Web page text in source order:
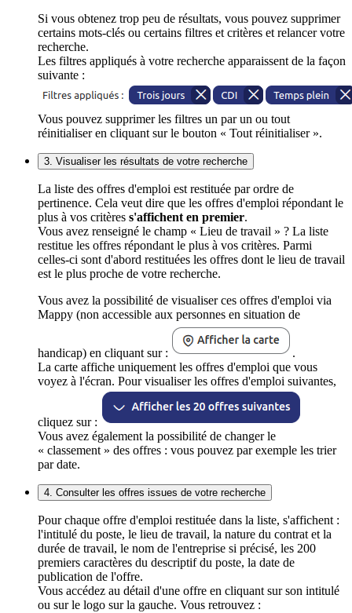
Si vous obtenez trop peu de résultats, vous pouvez supprimer
certains mots-clés ou certains filtres et critères et relancer votre
recherche.
Les filtres appliqués à votre recherche apparaissent de la façon
suivante :
Vous pouvez supprimer les filtres un par un ou tout
réinitialiser en cliquant sur le bouton « Tout réinitialiser ».
3. Visualiser les résultats de votre recherche
La liste des offres d'emploi est restituée par ordre de
pertinence. Cela veut dire que les offres d'emploi répondant le
plus à vos critères s'affichent en premier.
Vous avez renseigné le champ « Lieu de travail » ? La liste
restitue les offres répondant le plus à vos critères. Parmi
celles-ci sont d'abord restituées les offres dont le lieu de travail
est le plus proche de votre recherche.
Vous avez la possibilité de visualiser ces offres d'emploi via
Mappy (non accessible aux personnes en situation de
handicap) en cliquant sur :
.
La carte affiche uniquement les offres d'emploi que vous
voyez à l'écran. Pour visualiser les offres d'emploi suivantes,
cliquez sur :
Vous avez également la possibilité de changer le
« classement » des offres : vous pouvez par exemple les trier
par date.
4. Consulter les offres issues de votre recherche
Pour chaque offre d'emploi restituée dans la liste, s'affichent :
l'intitulé du poste, le lieu de travail, la nature du contrat et la
durée de travail, le nom de l'entreprise si précisé, les 200
premiers caractères du descriptif du poste, la date de
publication de l'offre.
Vous accédez au détail d'une offre en cliquant sur son intitulé
ou sur le logo sur la gauche. Vous retrouvez :